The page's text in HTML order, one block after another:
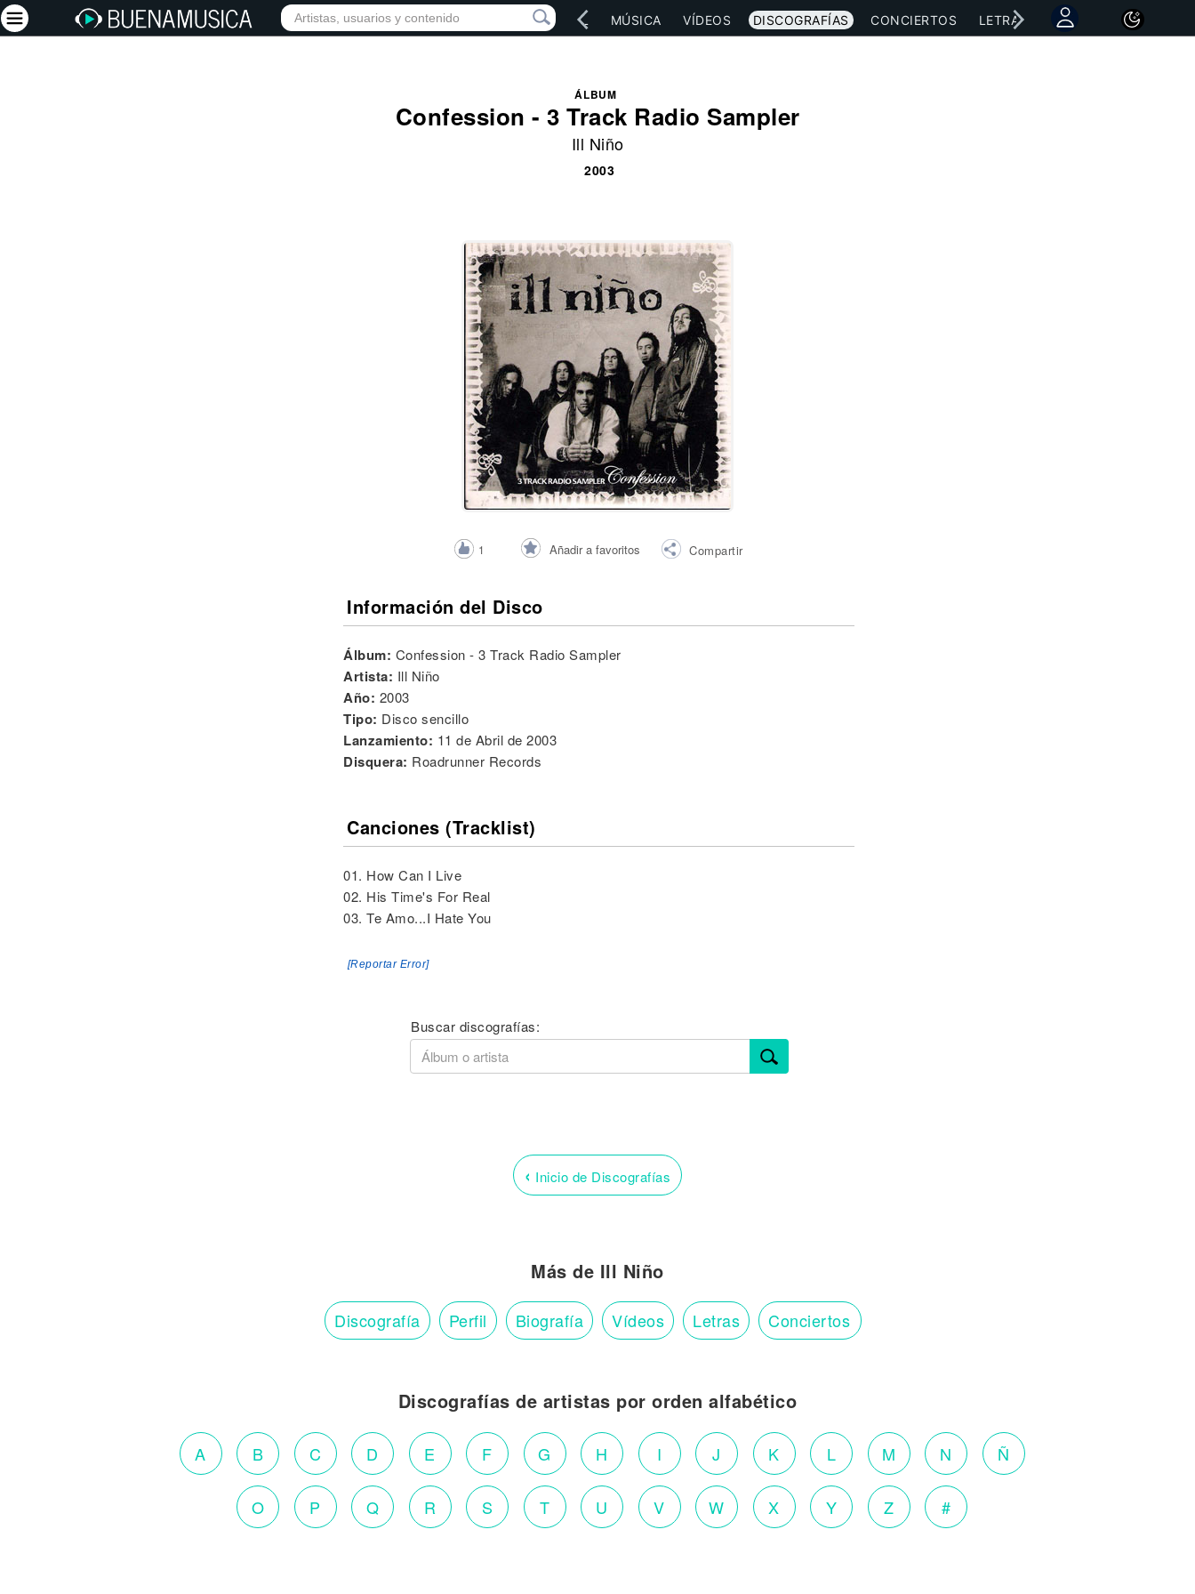
INICIO ARTISTAS RED SOCIAL MÚSICA VÍDEOS DISCOGRAFÍAS CONCIERTOS LETRAS NOTICIAS
ÁLBUM
Confession - 3 Track Radio Sampler
Ill Niño
2003
1 Añadir a favoritos Compartir
Información del Disco
Álbum: Confession - 3 Track Radio Sampler
Artista: Ill Niño
Año: 2003
Tipo: Disco sencillo
Lanzamiento: 11 de Abril de 2003
Disquera: Roadrunner Records
Canciones (Tracklist)
01. How Can I Live
02. His Time's For Real
03. Te Amo...I Hate You
[Reportar Error]
Buscar discografías:
‹ Inicio de Discografías
Más de Ill Niño
Discografía Perfil Biografía Vídeos Letras Conciertos
Discografías de artistas por orden alfabético
A B C D E F G H I J K L M N Ñ
O P Q R S T U V W X Y Z #